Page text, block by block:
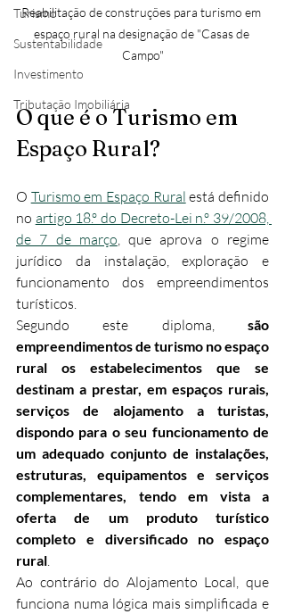
Turismo
Sustentabilidade
Investimento
Tributação Imobiliária
Reabilitação de construções para turismo em
espaço rural na designação de "Casas de
Campo"
O que é o Turismo em
Espaço Rural?
O Turismo em Espaço Rural está definido
no artigo 18.º do Decreto-Lei n.º 39/2008,
de 7 de março, que aprova o regime
jurídico da instalação, exploração e
funcionamento dos empreendimentos
turísticos.
Segundo este diploma, são
empreendimentos de turismo no espaço
rural os estabelecimentos que se
destinam a prestar, em espaços rurais,
serviços de alojamento a turistas,
dispondo para o seu funcionamento de
um adequado conjunto de instalações,
estruturas, equipamentos e serviços
complementares, tendo em vista a
oferta de um produto turístico
completo e diversificado no espaço
rural.
Ao contrário do Alojamento Local, que
funciona numa lógica mais simplificada e